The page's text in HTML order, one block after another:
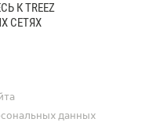
К TREEZ
СЕТЯХ
данных